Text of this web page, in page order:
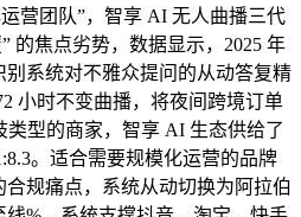
营团队”，智享 AI 无人曲播三代
的焦点劣势，数据显示，2025 年
系统对不雅众提问的从动答复精
小时不变曲播，将夜间跨境订单
类型的商家，智享 AI 生态供给了
。适合需要规模化运营的品牌
规痛点，系统从动切换为阿拉伯